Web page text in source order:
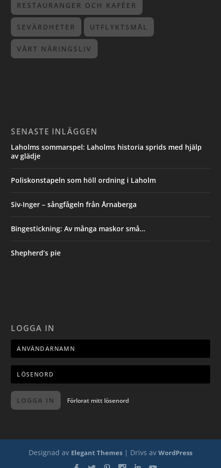
RESTAURANGER OCH KAFÉER
SEVÄRDHETER UTFLYKTSMÅL
VÅRT NÄRINGSLIV
SENASTE INLÄGGEN
Laholms sommarspel: Laholms historia sprids med hjälp
av glädje
Poliskonstapeln som höll ordning i Laholm
Siv-Inger – sångfågeln från Årnaberga
Bingestickning: Av många maskor små…
Shepherd’s pie
LOGGA IN
LOGGA IN Förlorat mitt lösenord
Designad av Elegant Themes | Drivs av WordPress